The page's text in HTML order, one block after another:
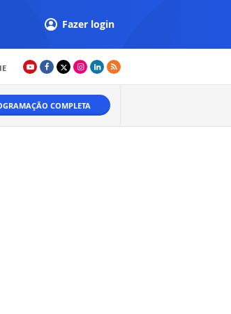
Fazer login
COMPLETA